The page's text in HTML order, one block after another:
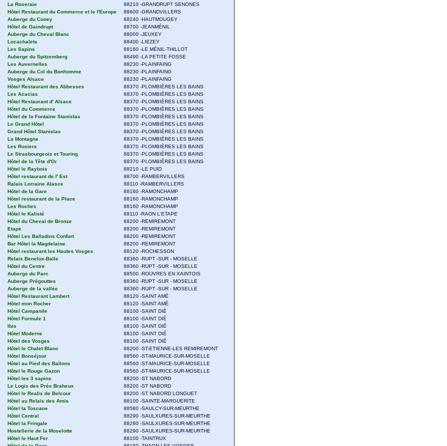
La Roseraie
88210 -GRANDRUPT SENONES
Hôtel Restaurant du Commerce et le l'Europe
88600 -GRANDVILLERS
Auberge du Coney
88240 -HAUTMOUGEY
Hôtel de Gaindrupt
88700 -JEANMÉNIL
Auberge du Cheval Blanc
88000 -JEUXEY
Locachalets
88400 -LIEZEY
Les Sapins
88160 -LE MÉNIL-THILLOT
Auberge du Spitzemberg
88490 -LA PETITE FOSSE
Les Auvernelles
88230 -PLAINFAING
Auberge du Col du Bonhomme
88230 -PLAINFAING
Vosges Alsace
88230 -PLAINFAING
Hôtel Restaurant des Abbesses
88370 -PLOMBIÈRES LES BAINS
Les Acacias
88370 -PLOMBIÈRES LES BAINS
Hôtel Restaurant d' Alsace
88370 -PLOMBIÈRES LES BAINS
Hôtel du Commerce
88370 -PLOMBIÈRES LES BAINS
Hôtel de la Fontaine Stanislas
88370 -PLOMBIÈRES LES BAINS
Le Grand Hôtel
88370 -PLOMBIÈRES LES BAINS
Grand Hôtel Stanislas
88370 -PLOMBIÈRES LES BAINS
La Montagne
88370 -PLOMBIÈRES LES BAINS
Les Rosiers
88370 -PLOMBIÈRES LES BAINS
Le Strasbourgeois et Touring
88370 -PLOMBIÈRES LES BAINS
Hôtel de la Tête d'Or
88370 -PLOMBIÈRES LES BAINS
Hôtel le Raybois
88210 -LE PUID
Hôtel restaurant de l' Est
88700 -RAMBERVILLERS
Ralais Lorraine Alasce
88110 -RAMBERVILLERS
Hôtel de la Gare
88160 -RAMONCHAMP
Hôtel restaurant de la Place
88160 -RAMONCHAMP
Les Roches
88160 -RAMONCHAMP
Hôtel le Kalisté
88110 -RAON L'ETAPE
Hôtel du Cheval de Bronze
88200 -REMIREMONT
Etape
88200 -REMIREMONT
Hôtel Les Balladins Confort
88200 -REMIREMONT
Bar Hôtel la Magdelaine
88200 -REMIREMONT
Hôtel restaurant les Hautes Vosges
88120 -ROCHESSON
Relais Benelux-Balle
88360 -RUPT -SUR - MOSELLE
Hôtel du Centre
88360 -RUPT -SUR - MOSELLE
Auberge du Parc
88500 -ROUVRES EN XAINTOIS
Auberge Prégouttes
88360 -RUPT -SUR - MOSELLE
Auberge de la vallée
88360 -RUPT -SUR - MOSELLE
Hôtel Restaurant Lambert
88120 -SAINT AMÉ
Hôtel mon Rocher
88120 -SAINT AMÉ
Hôtel Campanile
88100 -SAINT DIÉ
Hôtel Formule 1
88100 -SAINT DIÉ
Ibis
88100 -SAINT DIÉ
Hôtel Moderne
88100 -SAINT DIÉ
Hôtel des Vosges
88100 -SAINT DIÉ
Hôtel le Chalet Blanc
88200 -ST-ETIENNE-LES REMIREMONT
Hôtel Bonséjour
88560 -ST-MAURICE-SUR-MOSELLE
Hôtel au Pied des Ballons
88560 -ST-MAURICE-SUR-MOSELLE
Hôtel le Rouge Gazon
88560 -ST-MAURICE-SUR-MOSELLE
Hôtel les 3 sapins
88200 -ST NABORD
Le Logis des Prés Braheux
88200 -ST NABORD
Hôtel le Realis de Belcour
88200 -ST NABORD LONGUET
Hôtel au Relais des Amis
88100 -SAINTE-MARGUERITE
Hôtel la Toscane
88580 -SAULCY-SUR-MEURTHE
Hôtel Central
88290 -SAULXURES-SUR-MEURTHE
Hôtel la Fringale
88290 -SAULXURES-SUR-MEURTHE
Hostellerie de la Moselotte
88290 -SAULXURES-SUR-MEURTHE
Hôtel le Haut Fer
88100 -TAINTRUX